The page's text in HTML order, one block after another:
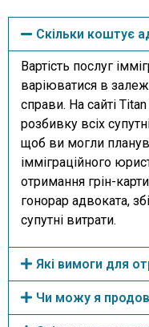
Скільки коштує
Вартість послуг
варіюватися в
справи. На сайті
розбивку всіх
щоб ви могли
імміграційного
отримання грін-карти
гонорар адвоката,
супутні витрати.
Які вимоги для
Чи можу я